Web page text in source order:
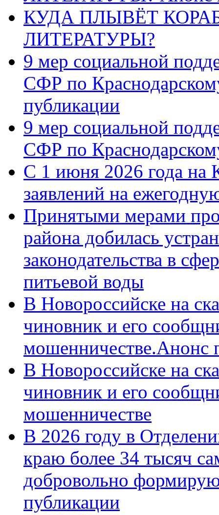
КУДА ПЛЫВЁТ
ЛИТЕРАТУРЫ?
9 мер социальной
СФР по
публикации
9 мер социальной
СФР по
С 1 июня 2026 года на
заявлений на
Принятыми мерами
района добилась
законодательства в
питьевой воды
В Новороссийске на
чиновник и его
мошенничестве.Анонс
В Новороссийске на
чиновник и его
мошенничестве
В 2026 году в
краю более 34 тысяч
добровольно
публикации